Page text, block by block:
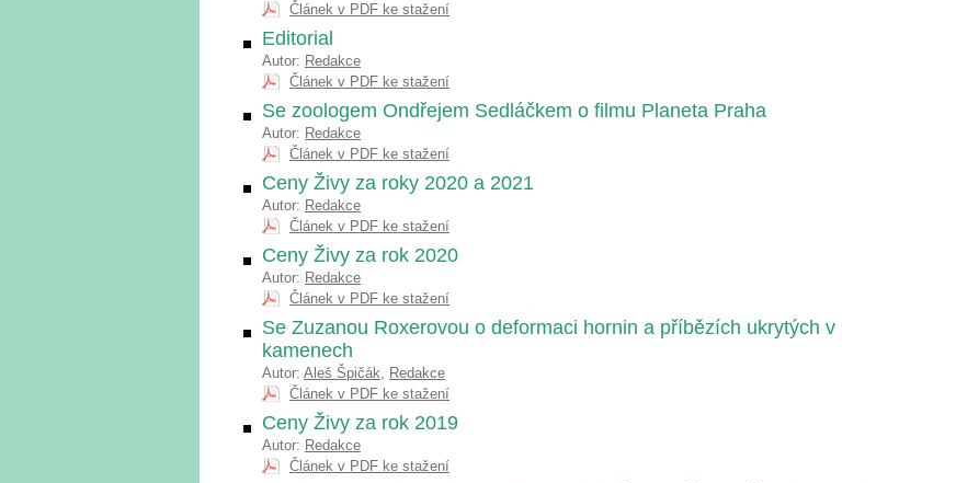
Článek v PDF ke stažení
Editorial
Autor: Redakce
Článek v PDF ke stažení
Se zoologem Ondřejem Sedláčkem o filmu Planeta Praha
Autor: Redakce
Článek v PDF ke stažení
Ceny Živy za roky 2020 a 2021
Autor: Redakce
Článek v PDF ke stažení
Ceny Živy za rok 2020
Autor: Redakce
Článek v PDF ke stažení
Se Zuzanou Roxerovou o deformaci hornin a příbězích ukrytých v
kamenech
Autor: Aleš Špičák, Redakce
Článek v PDF ke stažení
Ceny Živy za rok 2019
Autor: Redakce
Článek v PDF ke stažení